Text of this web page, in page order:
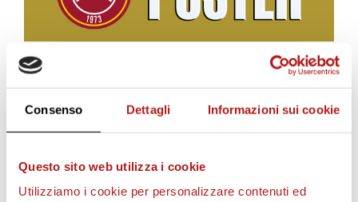
Consenso Dettagli Informazioni sui cookie
Questo sito web utilizza i cookie
Utilizziamo i cookie per personalizzare contenuti ed